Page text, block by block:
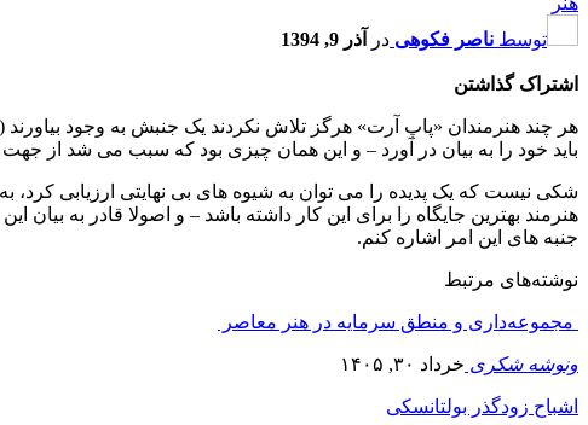
توسط ناصر فکوهی در آذر 9, 1394
اشتراک گذاشتن
باید خود را به بیان در آورد – و این همان چیزی بود که سبب می شد از
شکی نیست که یک پدیده را می توان به شیوه های بی نهایتی ارزیابی
هنرمند بهترین جایگاه را برای این کار داشته باشد – و اصولا قادر به بیان
جنبه های این امر اشاره کنم.
نوشته‌های مرتبط
مجموعه‌داری و منطق سرمایه در هنر معاصر
ونوشه شکری خرداد ۳۰, ۱۴۰۵
اشباح زودگذر بولتانسکی